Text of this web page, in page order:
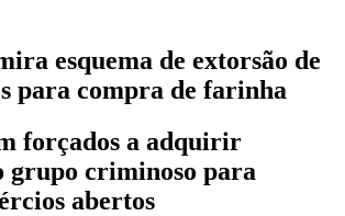
esquema de extorsão de
para compra de farinha
forçados a adquirir
grupo criminoso para
abertos